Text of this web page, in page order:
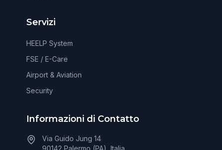
Servizi
HEELP System
FSE / E-Care
Airport & Aviation
Security
Informazioni di Contatto
Via Guido Jung 14
90142 Palermo (PA), Italia